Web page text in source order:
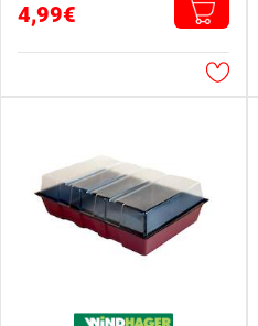
4,99€